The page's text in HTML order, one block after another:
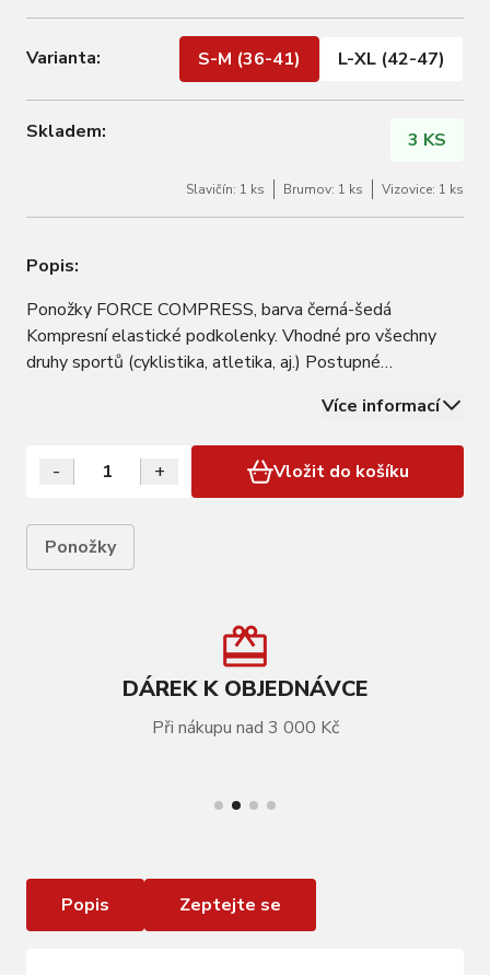
Varianta: S-M (36-41) L-XL (42-47)
Skladem: 3 KS
Slavičín: 1 ks Brumov: 1 ks Vizovice: 1 ks
Popis:
Ponožky FORCE COMPRESS, barva černá-šedá
Kompresní elastické podkolenky. Vhodné pro všechny
druhy sportů (cyklistika, atletika, aj.) Postupné
barevné varianty: fluo-černé, modro-oranžové,
petrolejovo-červené, růžové, šedo-fluo, černo-šedé,
bordó…
Více informací
- + Vložit do košíku
Ponožky
DÁREK K OBJEDNÁVCE
Při nákupu nad 3 000 Kč
Popis Zeptejte se